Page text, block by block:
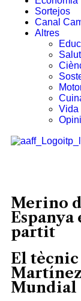
Sortejos
Canal
Altres
Salut
Vida
Merino
partit
El
Martínez
Mundial